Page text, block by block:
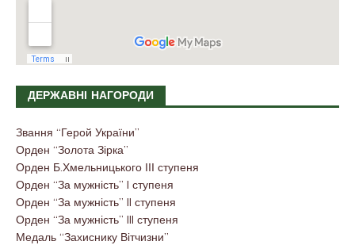
ДЕРЖАВНІ НАГОРОДИ
Звання “Герой України”
Орден “Золота Зірка”
Орден Б.Хмельницького ІІІ ступеня
Орден “За мужність” I ступеня
Орден “За мужність” II ступеня
Орден “За мужність” III ступеня
Медаль “Захиснику Вітчизни”